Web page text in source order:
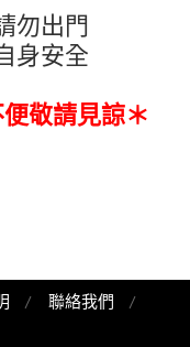
勿出門
身安全
敬請見諒＊
聯絡我們